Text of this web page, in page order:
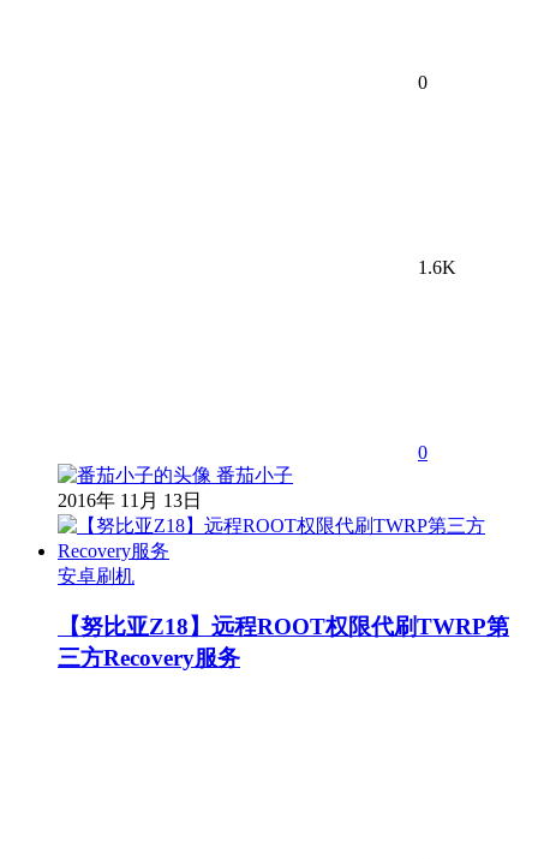
0
1.6K
0
番茄小子
2016年 11月 13日
安卓刷机
【努比亚Z18】远程ROOT权限代刷TWRP第
三方Recovery服务